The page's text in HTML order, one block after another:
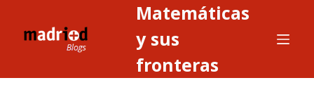
Matemáticas
y sus
fronteras